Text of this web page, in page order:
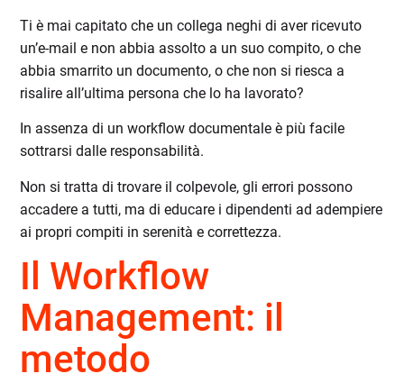
Ti è mai capitato che un collega neghi di aver ricevuto
un’e-mail e non abbia assolto a un suo compito, o che
abbia smarrito un documento, o che non si riesca a
risalire all’ultima persona che lo ha lavorato?
In assenza di un workflow documentale è più facile
sottrarsi dalle responsabilità.
Non si tratta di trovare il colpevole, gli errori possono
accadere a tutti, ma di educare i dipendenti ad adempiere
ai propri compiti in serenità e correttezza.
Il Workflow
Management: il
metodo